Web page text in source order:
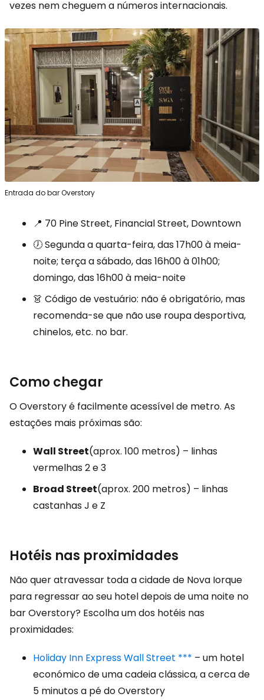
vezes nem cheguem a números internacionais.
Entrada do bar Overstory
📍 70 Pine Street, Financial Street, Downtown
🕖 Segunda a quarta-feira, das 17h00 à meia-
noite; terça a sábado, das 16h00 à 01h00;
domingo, das 16h00 à meia-noite
👗 Código de vestuário: não é obrigatório, mas
recomenda-se que não use roupa desportiva,
chinelos, etc. no bar.
Como chegar
O Overstory é facilmente acessível de metro. As
estações mais próximas são:
Wall Street(aprox. 100 metros) – linhas
vermelhas 2 e 3
Broad Street(aprox. 200 metros) – linhas
castanhas J e Z
Hotéis nas proximidades
Não quer atravessar toda a cidade de Nova Iorque
para regressar ao seu hotel depois de uma noite no
bar Overstory? Escolha um dos hotéis nas
proximidades:
Holiday Inn Express Wall Street *** – um hotel
económico de uma cadeia clássica, a cerca de
5 minutos a pé do Overstory